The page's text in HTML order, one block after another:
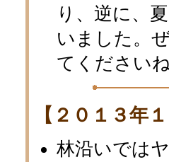
り、逆に、
いました。
てください
【２０１３年
林沿いでは